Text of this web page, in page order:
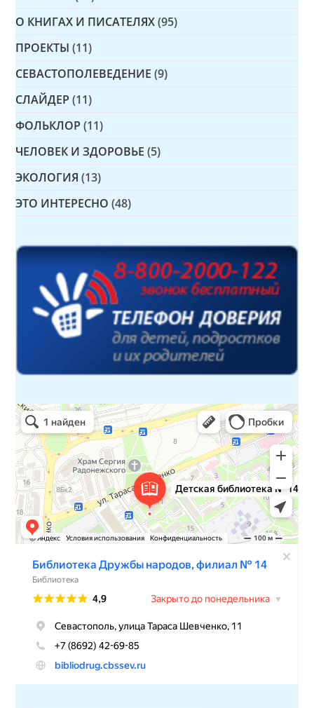
О КНИГАХ И ПИСАТЕЛЯХ (95)
ПРОЕКТЫ (11)
СЕВАСТОПОЛЕВЕДЕНИЕ (9)
СЛАЙДЕР (11)
ФОЛЬКЛОР (11)
ЧЕЛОВЕК И ЗДОРОВЬЕ (5)
ЭКОЛОГИЯ (13)
ЭТО ИНТЕРЕСНО (48)
Детская библиотека № 14 Дружбы народов
Библиотека в Севастополе